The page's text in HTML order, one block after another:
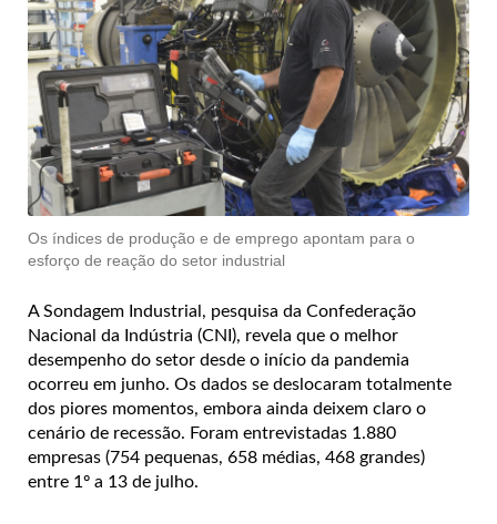
Os índices de produção e de emprego apontam para o
esforço de reação do setor industrial
A Sondagem Industrial, pesquisa da Confederação
Nacional da Indústria (CNI), revela que o melhor
desempenho do setor desde o início da pandemia
ocorreu em junho. Os dados se deslocaram totalmente
dos piores momentos, embora ainda deixem claro o
cenário de recessão. Foram entrevistadas 1.880
empresas (754 pequenas, 658 médias, 468 grandes)
entre 1º a 13 de julho.